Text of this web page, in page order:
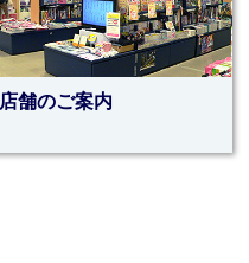
店舗のご案内